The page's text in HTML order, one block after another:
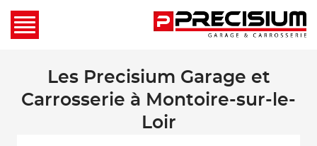
Les Precisium Garage et
Carrosserie à Montoire-sur-le-
Loir